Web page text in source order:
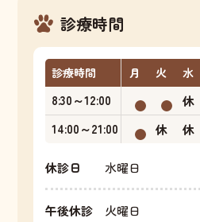
診療時間
診療時間 月 火 水
8:30～12:00
休
14:00～21:00
休 休
休診日 水曜日
午後休診 火曜日